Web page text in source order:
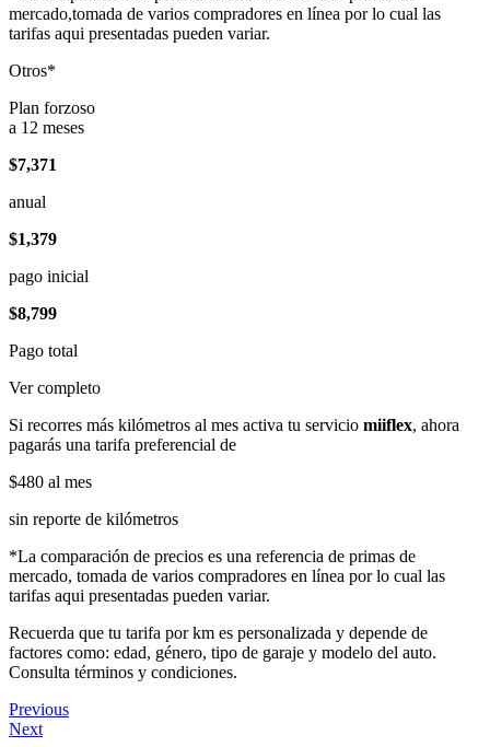
mercado,tomada de varios compradores en línea por lo cual las
tarifas aqui presentadas pueden variar.
Otros*
Plan forzoso
a 12 meses
$7,371
anual
$1,379
pago inicial
$8,799
Pago total
Ver completo
Si recorres más kilómetros al mes activa tu servicio miiflex, ahora
pagarás una tarifa preferencial de
$480 al mes
sin reporte de kilómetros
*La comparación de precios es una referencia de primas de
mercado, tomada de varios compradores en línea por lo cual las
tarifas aqui presentadas pueden variar.
Recuerda que tu tarifa por km es personalizada y depende de
factores como: edad, género, tipo de garaje y modelo del auto.
Consulta términos y condiciones.
Previous
Next